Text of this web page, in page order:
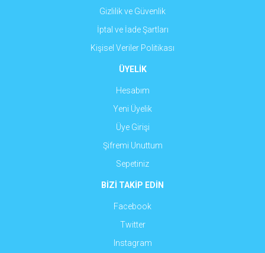
Gizlilik ve Güvenlik
İptal ve İade Şartları
Kişisel Veriler Politikası
ÜYELİK
Hesabım
Yeni Üyelik
Üye Girişi
Şifremi Unuttum
Sepetiniz
BİZİ TAKİP EDİN
Facebook
Twitter
Instagram